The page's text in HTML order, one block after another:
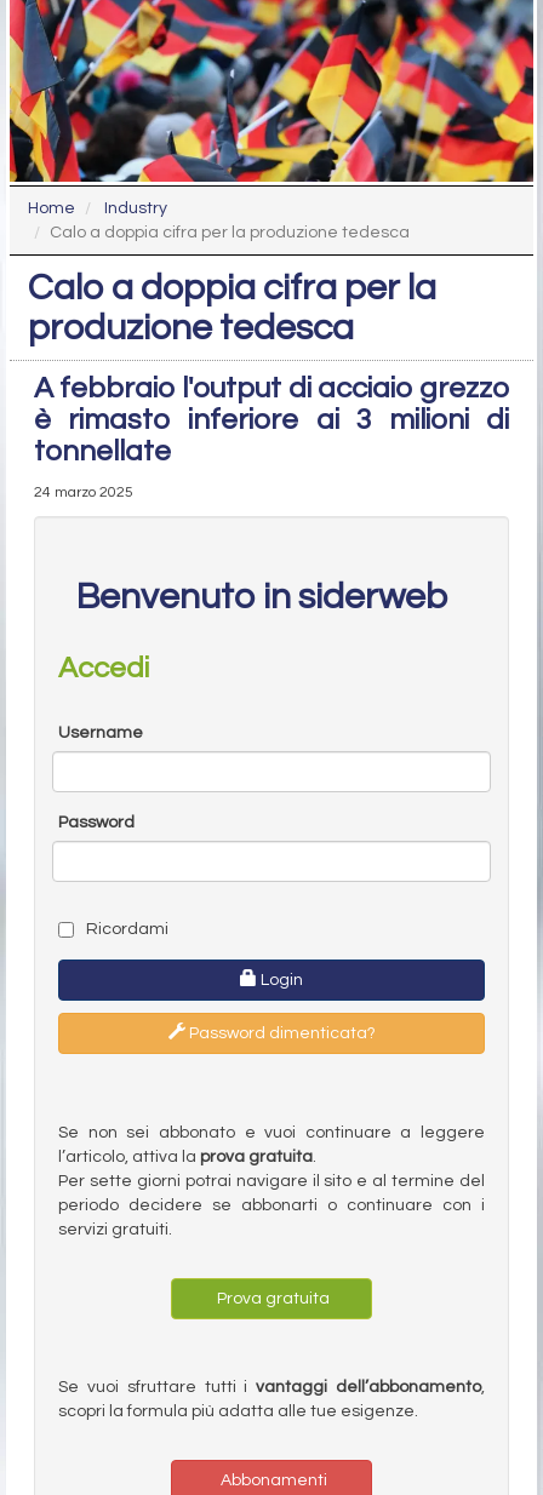
Home
Industry
Calo a doppia cifra per la produzione tedesca
Calo a doppia cifra per la
produzione tedesca
A febbraio l'output di acciaio grezzo
è rimasto inferiore ai 3 milioni di
tonnellate
24 marzo 2025
Benvenuto in siderweb
Accedi
Username
Password
Ricordami
Login
Password dimenticata?
Se non sei abbonato e vuoi continuare a leggere
l’articolo, attiva la prova gratuita.
Per sette giorni potrai navigare il sito e al termine del
periodo decidere se abbonarti o continuare con i
servizi gratuiti.
Prova gratuita
Se vuoi sfruttare tutti ivantaggi dell’abbonamento,
scopri la formula più adatta alle tue esigenze.
Abbonamenti